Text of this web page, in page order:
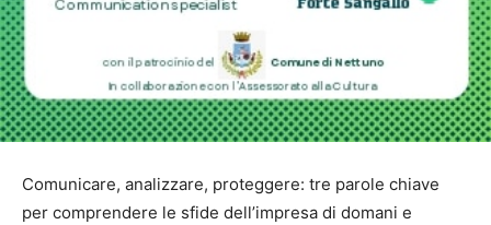
Comunicare, analizzare, proteggere: tre parole chiave
per comprendere le sfide dell’impresa di domani e